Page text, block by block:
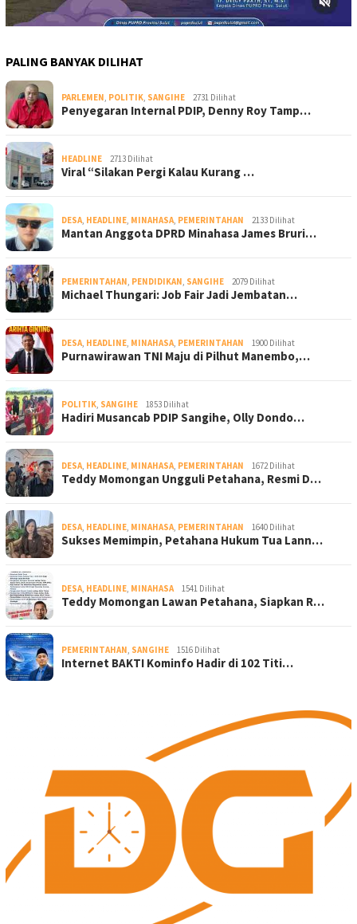
PALING BANYAK DILIHAT
PARLEMEN, POLITIK, SANGIHE 2731 Dilihat
Penyegaran Internal PDIP, Denny Roy Tamp…
HEADLINE 2713 Dilihat
Viral “Silakan Pergi Kalau Kurang …
DESA, HEADLINE, MINAHASA, PEMERINTAHAN 2133 Dilihat
Mantan Anggota DPRD Minahasa James Bruri…
PEMERINTAHAN, PENDIDIKAN, SANGIHE 2079 Dilihat
Michael Thungari: Job Fair Jadi Jembatan…
DESA, HEADLINE, MINAHASA, PEMERINTAHAN 1900 Dilihat
Purnawirawan TNI Maju di Pilhut Manembo,…
POLITIK, SANGIHE 1853 Dilihat
Hadiri Musancab PDIP Sangihe, Olly Dondo…
DESA, HEADLINE, MINAHASA, PEMERINTAHAN 1672 Dilihat
Teddy Momongan Ungguli Petahana, Resmi D…
DESA, HEADLINE, MINAHASA, PEMERINTAHAN 1640 Dilihat
Sukses Memimpin, Petahana Hukum Tua Lann…
DESA, HEADLINE, MINAHASA 1541 Dilihat
Teddy Momongan Lawan Petahana, Siapkan R…
PEMERINTAHAN, SANGIHE 1516 Dilihat
Internet BAKTI Kominfo Hadir di 102 Titi…